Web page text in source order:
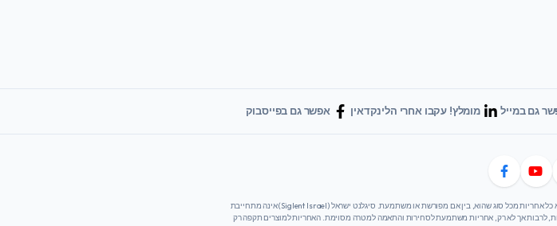
גם במייל מומלץ! עקבו אחרי הלינקדאין אפשר גם בפייסבוק
המידע והחומרים המסופקים באתר זה נועדו למטרות מידע בלבד ומסופקים "כמו שהם" ללא כל אחריות מכל סוג שהוא, בין אם מפורשת או משתמעת. סיגלנט ישראל (Siglent Israel) אינה מתחייבת
לרבות אך לא רק, אחריות משתמעת לסחירות והתאמה למטרה מסוימת. האחריות למוצרים תקפה רק